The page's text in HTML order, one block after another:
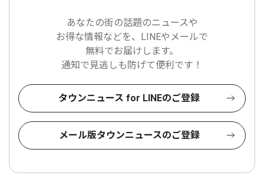
あなたの街の話題のニュースや
お得な情報などを、LINEやメールで
無料でお届けします。
通知で見逃しも防げて便利です！
タウンニュース for LINEのご登録
メール版タウンニュースのご登録